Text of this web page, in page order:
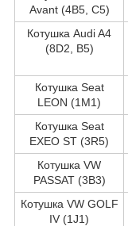
Avant (4B5, C5)
Котушка Audi A4
(8D2, B5)
Котушка Seat
LEON (1M1)
Котушка Seat
EXEO ST (3R5)
Котушка VW
PASSAT (3B3)
Котушка VW GOLF
IV (1J1)